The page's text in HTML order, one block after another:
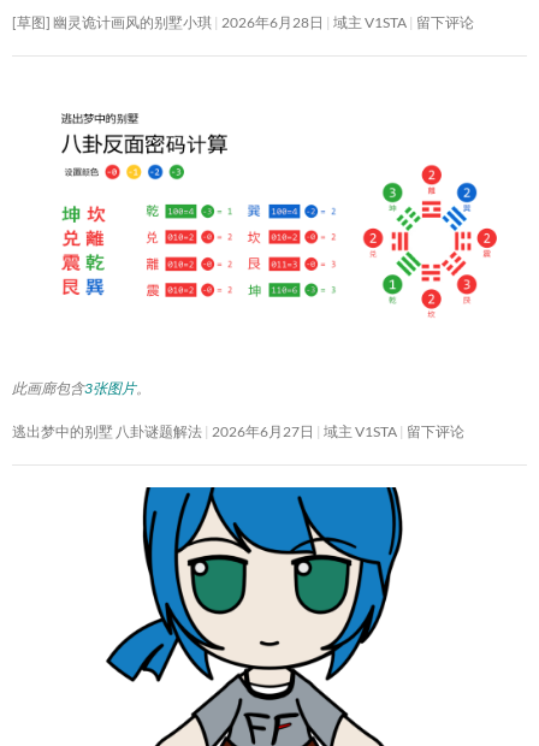
[草图] 幽灵诡计画风的别墅小琪 2026年6月28日 域主 V1STA 留下评论
此画廊包含3张图片。
逃出梦中的别墅 八卦谜题解法 2026年6月27日 域主 V1STA 留下评论